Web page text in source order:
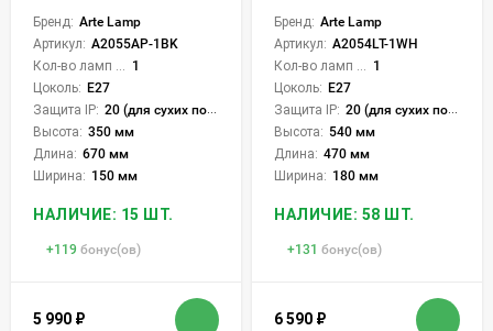
Бренд: Arte Lamp
Артикул: A2055AP-1BK
1
Цоколь: E27
Защита IP: 20 (для сухих пом.)
Высота: 350 мм
Длина: 670 мм
Ширина: 150 мм
НАЛИЧИЕ: 15 ШТ.
+119 бонус(ов)
5 990 ₽
Бренд: Arte Lamp
Артикул: A2054LT-1WH
1
Цоколь: E27
Защита IP: 20 (для сухих пом.)
Высота: 540 мм
Длина: 470 мм
Ширина: 180 мм
НАЛИЧИЕ: 58 ШТ.
+131 бонус(ов)
6 590 ₽